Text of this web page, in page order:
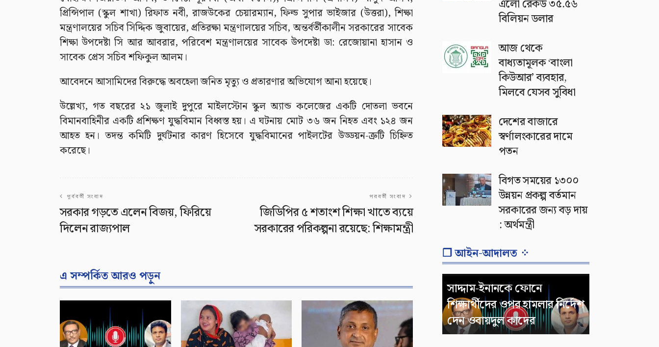
প্রিন্সিপাল (স্কুল শাখা) রিফাত নবী, রাজউকের চেয়ারম্যান, ফিল্ড সুপার ভাইজার (উত্তরা), শিক্ষা
মন্ত্রণালয়ের সচিব সিদ্দিক জুবায়ের, প্রতিরক্ষা মন্ত্রণালয়ের সচিব, অন্তর্বর্তীকালীন সরকারের সাবেক
শিক্ষা উপদেষ্টা সি আর আবরার, পরিবেশ মন্ত্রণালয়ের সাবেক উপদেষ্টা ডা: রেজোয়ানা হাসান ও
সাবেক প্রেস সচিব শফিকুল আলম।
আবেদনে আসামিদের বিরুদ্ধে অবহেলা জনিত মৃত্যু ও প্রতারণার অভিযোগ আনা হয়েছে।
উল্লেখ্য, গত বছরের ২১ জুলাই দুপুরে মাইলস্টোন স্কুল অ্যান্ড কলেজের একটি দোতলা ভবনে
বিমানবাহিনীর একটি প্রশিক্ষণ যুদ্ধবিমান বিধ্বস্ত হয়। এ ঘটনায় মোট ৩৬ জন নিহত এবং ১২৪ জন
আহত হন। তদন্ত কমিটি দুর্ঘটনার কারণ হিসেবে যুদ্ধবিমানের পাইলটের উড্ডয়ন-ত্রুটি চিহ্নিত
করেছে।
পূর্ববর্তী সংবাদ
সরকার গড়তে এলেন বিজয়, ফিরিয়ে
দিলেন রাজ্যপাল
পরবর্তী সংবাদ
জিডিপির ৫ শতাংশ শিক্ষা খাতে ব্যয়ে
সরকারের পরিকল্পনা রয়েছে: শিক্ষামন্ত্রী
এ সম্পর্কিত আরও পড়ুন
এলো রেকর্ড ৩৫.৫৬
বিলিয়ন ডলার
আজ থেকে
বাধ্যতামূলক ‘বাংলা
কিউআর’ ব্যবহার,
মিলবে যেসব সুবিধা
দেশের বাজারে
স্বর্ণালংকারের দামে
পতন
বিগত সময়ের ১৩০০
উন্নয়ন প্রকল্প বর্তমান
সরকারের জন্য বড় দায়
: অর্থমন্ত্রী
❐ আইন-আদালত ⁘
সাদ্দাম-ইনানকে ফোনে
শিক্ষার্থীদের ওপর হামলার নির্দেশ
দেন ওবায়দুল কাদের